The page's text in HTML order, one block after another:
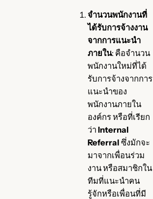
จำนวนพนักงานที่
ได้รับการจ้างงาน
จากการแนะนำ
ภายใน: คือจำนวน
พนักงานใหม่ที่ได้
รับการจ้างจากการ
แนะนำของ
พนักงานภายใน
องค์กร หรือที่เรียก
ว่า Internal
Referral ซึ่งมักจะ
มาจากเพื่อนร่วม
งาน หรือสมาชิกใน
ทีมที่แนะนำคน
รู้จักหรือเพื่อนที่มี